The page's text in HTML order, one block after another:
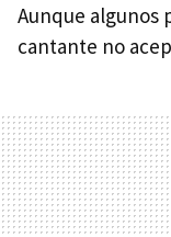
Aunque algunos
cantante no